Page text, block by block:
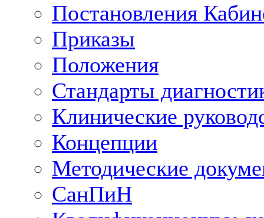
Постановления
Приказы
Положения
Стандарты
Клинические
Концепции
Методические
СанПиН